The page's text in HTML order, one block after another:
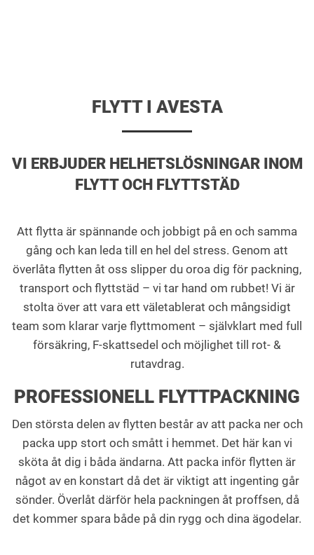
FLYTT I AVESTA
VI ERBJUDER HELHETSLÖSNINGAR INOM
FLYTT OCH FLYTTSTÄD
Att flytta är spännande och jobbigt på en och samma
gång och kan leda till en hel del stress. Genom att
överlåta flytten åt oss slipper du oroa dig för packning,
transport och flyttstäd – vi tar hand om rubbet! Vi är
stolta över att vara ett väletablerat och mångsidigt
team som klarar varje flyttmoment – självklart med full
försäkring, F-skattsedel och möjlighet till rot- &
rutavdrag.
PROFESSIONELL FLYTTPACKNING
Den största delen av flytten består av att packa ner och
packa upp stort och smått i hemmet. Det här kan vi
sköta åt dig i båda ändarna. Att packa inför flytten är
något av en konstart då det är viktigt att ingenting går
sönder. Överlåt därför hela packningen åt proffsen, då
det kommer spara både på din rygg och dina ägodelar.